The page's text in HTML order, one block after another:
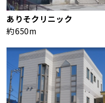
ありそクリニック
約650m